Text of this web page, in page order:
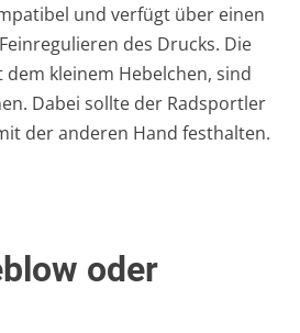
und verfügt über einen
des Drucks. Die
kleinem Hebelchen, sind
Dabei sollte der Radsportler
der anderen Hand festhalten.
oder